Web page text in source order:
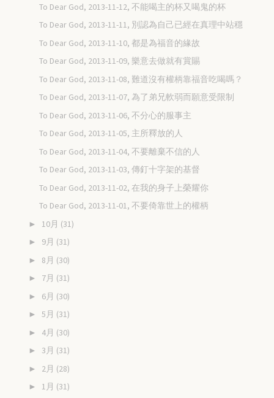
To Dear God, 2013-11-12, 不能喝主的杯又喝鬼的杯
To Dear God, 2013-11-11, 別認為自己已經在真理中站穩
To Dear God, 2013-11-10, 都是為福音的緣故
To Dear God, 2013-11-09, 樂意去做就有賞賜
To Dear God, 2013-11-08, 難道沒有權柄靠福音吃喝嗎？
To Dear God, 2013-11-07, 為了弟兄軟弱而願意受限制
To Dear God, 2013-11-06, 不分心的服事主
To Dear God, 2013-11-05, 主所釋放的人
To Dear God, 2013-11-04, 不要離棄不信的人
To Dear God, 2013-11-03, 傳釘十字架的基督
To Dear God, 2013-11-02, 在我的身子上榮耀你
To Dear God, 2013-11-01, 不要倚靠世上的權柄
► 10月 (31)
► 9月 (31)
► 8月 (30)
► 7月 (31)
► 6月 (30)
► 5月 (31)
► 4月 (30)
► 3月 (31)
► 2月 (28)
► 1月 (31)